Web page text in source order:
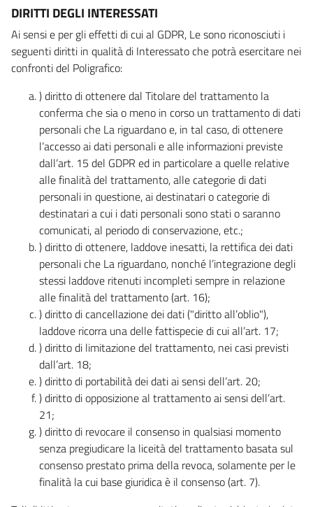
DIRITTI DEGLI INTERESSATI
Ai sensi e per gli effetti di cui al GDPR, Le sono riconosciuti i
seguenti diritti in qualità di Interessato che potrà esercitare nei
confronti del Poligrafico:
) diritto di ottenere dal Titolare del trattamento la
conferma che sia o meno in corso un trattamento di dati
personali che La riguardano e, in tal caso, di ottenere
l’accesso ai dati personali e alle informazioni previste
dall’art. 15 del GDPR ed in particolare a quelle relative
alle finalità del trattamento, alle categorie di dati
personali in questione, ai destinatari o categorie di
destinatari a cui i dati personali sono stati o saranno
comunicati, al periodo di conservazione, etc.;
) diritto di ottenere, laddove inesatti, la rettifica dei dati
personali che La riguardano, nonché l’integrazione degli
stessi laddove ritenuti incompleti sempre in relazione
alle finalità del trattamento (art. 16);
) diritto di cancellazione dei dati ("diritto all’oblio"),
laddove ricorra una delle fattispecie di cui all’art. 17;
) diritto di limitazione del trattamento, nei casi previsti
dall’art. 18;
) diritto di portabilità dei dati ai sensi dell’art. 20;
) diritto di opposizione al trattamento ai sensi dell’art.
21;
) diritto di revocare il consenso in qualsiasi momento
senza pregiudicare la liceità del trattamento basata sul
consenso prestato prima della revoca, solamente per le
finalità la cui base giuridica è il consenso (art. 7).